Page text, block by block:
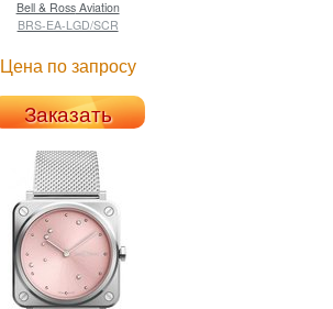
Bell & RossAviation
BRS-EA-LGD/SCR
Цена по запросу
Заказать